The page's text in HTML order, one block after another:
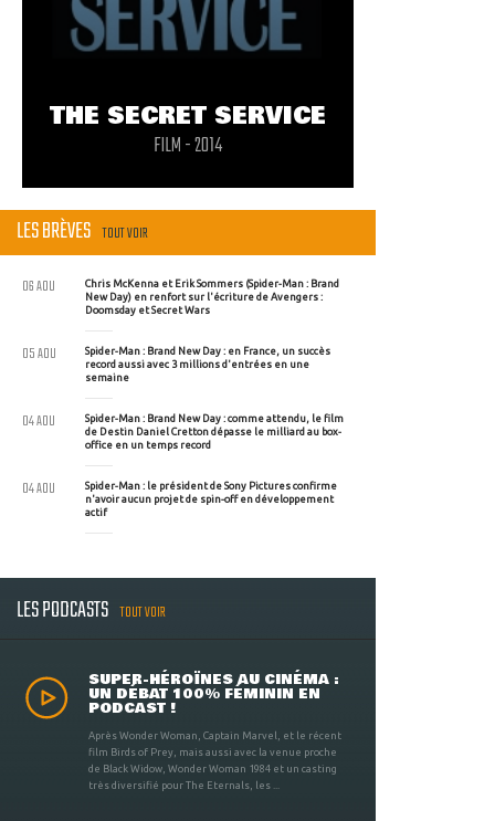
THE SECRET SERVICE
FILM - 2014
LES BRÈVES TOUT VOIR
Chris McKenna et Erik Sommers (Spider-Man : Brand
New Day) en renfort sur l'écriture de Avengers :
Doomsday et Secret Wars
06 AOU
Spider-Man : Brand New Day : en France, un succès
record aussi avec 3 millions d'entrées en une
semaine
05 AOU
Spider-Man : Brand New Day : comme attendu, le film
de Destin Daniel Cretton dépasse le milliard au box-
office en un temps record
04 AOU
Spider-Man : le président de Sony Pictures confirme
n'avoir aucun projet de spin-off en développement
actif
04 AOU
LES PODCASTS TOUT VOIR
SUPER-HÉROÏNES AU CINÉMA :
UN DÉBAT 100% FÉMININ EN
PODCAST !
Après Wonder Woman, Captain Marvel, et le récent
film Birds of Prey, mais aussi avec la venue proche
de Black Widow, Wonder Woman 1984 et un casting
très diversifié pour The Eternals, les ...